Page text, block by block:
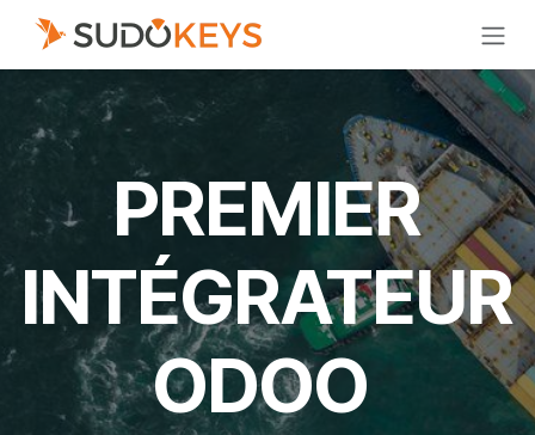
Se rendre au contenu
PREMIER
INTÉGRATEUR
ODOO